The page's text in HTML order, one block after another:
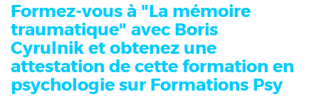
Formez-vousà "La mémoire
traumatique" avec Boris
Cyrulniket obtenez une
attestation de cette formation en
psychologie sur Formations Psy